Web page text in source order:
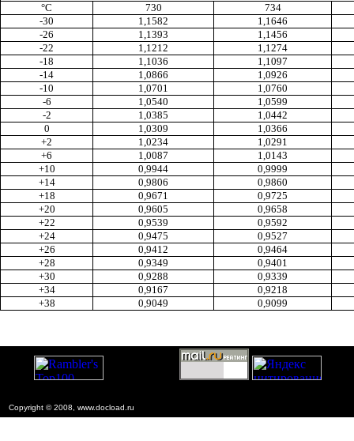
°С 730
734
-30
1,1582
1,1646
-26
1 ,1393 1 ,1456
-22
1 ,1212 1 ,1274
-18
1 ,1036 1 ,1097
-14
1 ,0866 1 ,0926
-10
1 ,0701 1 ,0760
-6
1 ,0540 1 ,0599
-2
1 ,0385 1 ,0442
0
1 ,0309 1 ,0366
+2
1 ,0234 1 ,0291
+6
1 ,0087 1 ,0143
+10
0,9944
0,9999
+14
0,9806
0,9860
+18
0,9671
0,9725
+20
0,9605
0,9658
+22
0,9539
0,9592
+24
0,9475
0,9527
+26
0,9412
0,9464
+28
0,9349
0,9401
+30
0,9288
0,9339
+34
0,9167
0,9218
+38
0,9049 0,9099
Copyright © 2008, www.docload.ru